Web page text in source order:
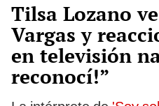
Tilsa Lozano
Vargas y
en televisión
reconocí!”